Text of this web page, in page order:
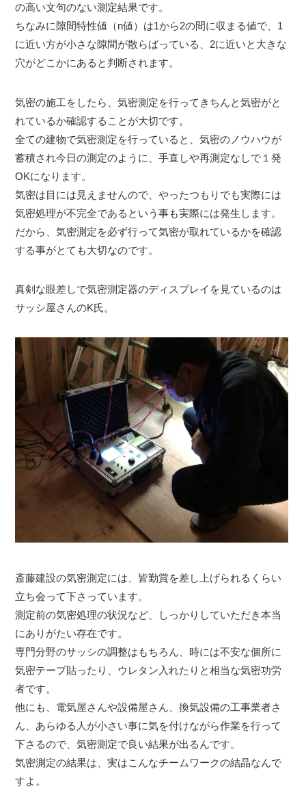
の高い文句のない測定結果です。
ちなみに隙間特性値（n値）は1から2の間に収まる値で、1
に近い方が小さな隙間が散らばっている、2に近いと大きな
穴がどこかにあると判断されます。
気密の施工をしたら、気密測定を行ってきちんと気密がと
れているか確認することが大切です。
全ての建物で気密測定を行っていると、気密のノウハウが
蓄積され今日の測定のように、手直しや再測定なしで１発
OKになります。
気密は目には見えませんので、やったつもりでも実際には
気密処理が不完全であるという事も実際には発生します。
だから、気密測定を必ず行って気密が取れているかを確認
する事がとても大切なのです。
真剣な眼差しで気密測定器のディスプレイを見ているのは
サッシ屋さんのK氏。
斎藤建設の気密測定には、皆勤賞を差し上げられるくらい
立ち会って下さっています。
測定前の気密処理の状況など、しっかりしていただき本当
にありがたい存在です。
専門分野のサッシの調整はもちろん、時には不安な個所に
気密テープ貼ったり、ウレタン入れたりと相当な気密功労
者です。
他にも、電気屋さんや設備屋さん、換気設備の工事業者さ
ん、あらゆる人が小さい事に気を付けながら作業を行って
下さるので、気密測定で良い結果が出るんです。
気密測定の結果は、実はこんなチームワークの結晶なんで
すよ。